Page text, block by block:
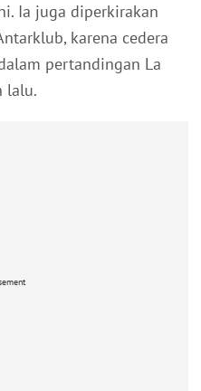
Ia juga diperkirakan
karena cedera
pertandingan La
lalu.